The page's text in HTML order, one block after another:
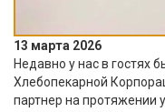
13 марта 2026
Недавно у нас в гостях
Хлебопекарной
партнер на протяжении